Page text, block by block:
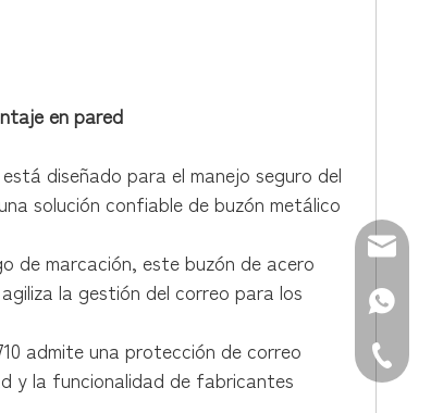
en pared
diseñado para el manejo seguro del
solución confiable de buzón metálico
de marcación, este buzón de acero
la gestión del correo para los
admite una protección de correo
y la funcionalidad de fabricantes
Correo